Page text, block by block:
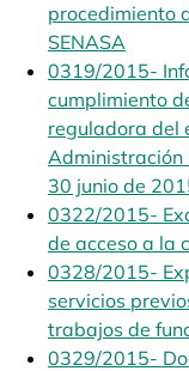
procedimiento
SENASA
0319/2015-
cumplimiento
reguladora del
Administración
30 junio de
0322/2015-
de acceso a la
0328/2015-
servicios
trabajos de
0329/2015-